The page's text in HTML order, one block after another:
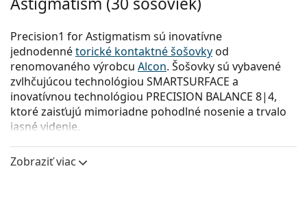
Precision1 for Astigmatism sú inovatívne
jednodennétorické kontaktné šošovkyod
renomovaného výrobcu Alcon. Šošovky sú vybavené
zvlhčujúcou technológiou SMARTSURFACE a
inovatívnou technológiou PRECISION BALANCE 8|4,
ktoré zaisťujú mimoriadne pohodlné nosenie a trvalo
jasné videnie.
Nositelia s astigmatizmom si môžu užívať celodenné
pohodlie a spoľahlivosť
Zobraziť viac